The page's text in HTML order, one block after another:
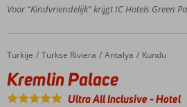
carterestaurants
Voor “Kindvriendelijk” krijgt IC Hotels Green
Home
Turkije Turkse Riviera Antalya Kundu
Kremlin Palace
Kremlin Palace
Ultra All Inclusive-Hotel